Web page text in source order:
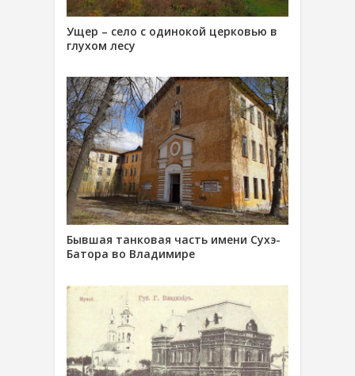
Ущер – село с одинокой церковью в
глухом лесу
Бывшая танковая часть имени Сухэ-
Батора во Владимире